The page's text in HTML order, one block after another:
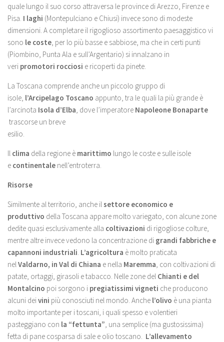
quale lungo il suo corso attraversa le province di Arezzo, Firenze e
Pisa. I laghi (Montepulciano e Chiusi) invece sono di modeste
dimensioni. A completare il rigoglioso assortimento paesaggistico vi
sono le coste, per lo più basse e sabbiose, ma che in certi punti
(Piombino, Punta Ala e sull’Argentario) si innalzano in
veri promotori rocciosi e ricoperti da pinete.
La Toscana comprende anche un piccolo gruppo di
isole, l’Arcipelago Toscano appunto, tra le quali la più grande è
l’arcinota Isola d’Elba, dove l’imperatore Napoleone Bonaparte
trascorse un breve
esilio.
Il clima della regione è marittimo lungo le coste e sulle isole
e continentale nell’entroterra.
Risorse
Similmente al territorio, anche ilsettore economico e
produttivo della Toscana appare molto variegato, con alcune zone
dedite quasi esclusivamente alla coltivazioni di rigogliose colture,
mentre altre invece vedono la concentrazione di grandi fabbriche e
capannoni industriali. L’agricoltura è molto praticata
nelValdarno, in Val di Chiana e nella Maremma, con coltivazioni di
patate, ortaggi, girasoli e tabacco. Nelle zone del Chianti e del
Montalcino poi sorgono i pregiatissimi vigneti che producono
alcuni deivini più conosciuti nel mondo. Anche l’olivo è una pianta
molto importante per i toscani, i quali spesso e volentieri
pasteggiano con la “fettunta”, una semplice (ma gustosissima)
fetta di pane cosparsa di sale e olio toscano. L’allevamento